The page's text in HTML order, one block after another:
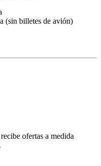
(sin billetes de avión)
ofertas a medida